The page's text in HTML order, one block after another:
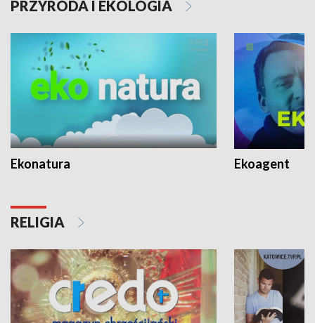
PRZYRODA I EKOLOGIA
Ekonatura Ekoagent
RELIGIA